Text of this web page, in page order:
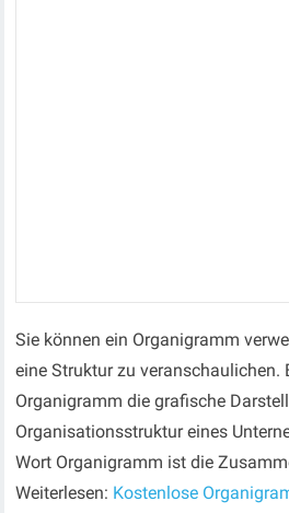
Sie können ein Organigramm
eine Struktur zu veranschaulichen.
Organigramm die grafische
Organisationsstruktur eines
Wort Organigramm ist die
Weiterlesen: Kostenlose